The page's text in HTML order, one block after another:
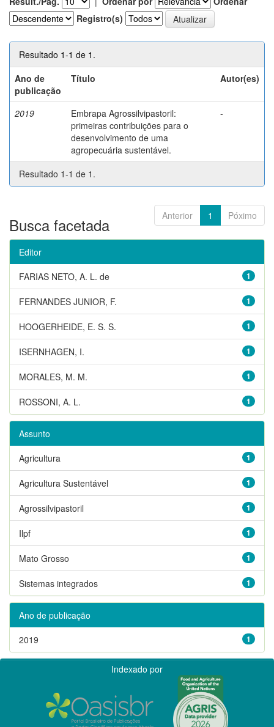
Registro(s)
Resultado 1-1 de 1.
Ano de
publicação
Título Autor(es)
2019
Embrapa Agrossilvipastoril:
primeiras contribuições para o
desenvolvimento de uma
agropecuária sustentável.
-
Resultado 1-1 de 1.
Anterior 1 Póximo
Busca facetada
Editor
1
FARIAS NETO, A. L. de
1
FERNANDES JUNIOR, F.
1
HOOGERHEIDE, E. S. S.
1
ISERNHAGEN, I.
1
MORALES, M. M.
1
ROSSONI, A. L.
Assunto
1
Agricultura
1
Agricultura Sustentável
1
Agrossilvipastoril
1
Ilpf
1
Mato Grosso
1
Sistemas integrados
Ano de publicação
1
2019
Indexado por